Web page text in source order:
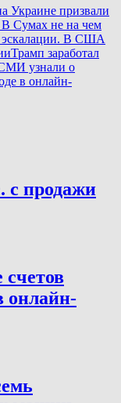
Украине призвали
Сумах не на чем
эскалации. В США
Трамп заработал
узнали о
в онлайн-
с продажи
онлайн-